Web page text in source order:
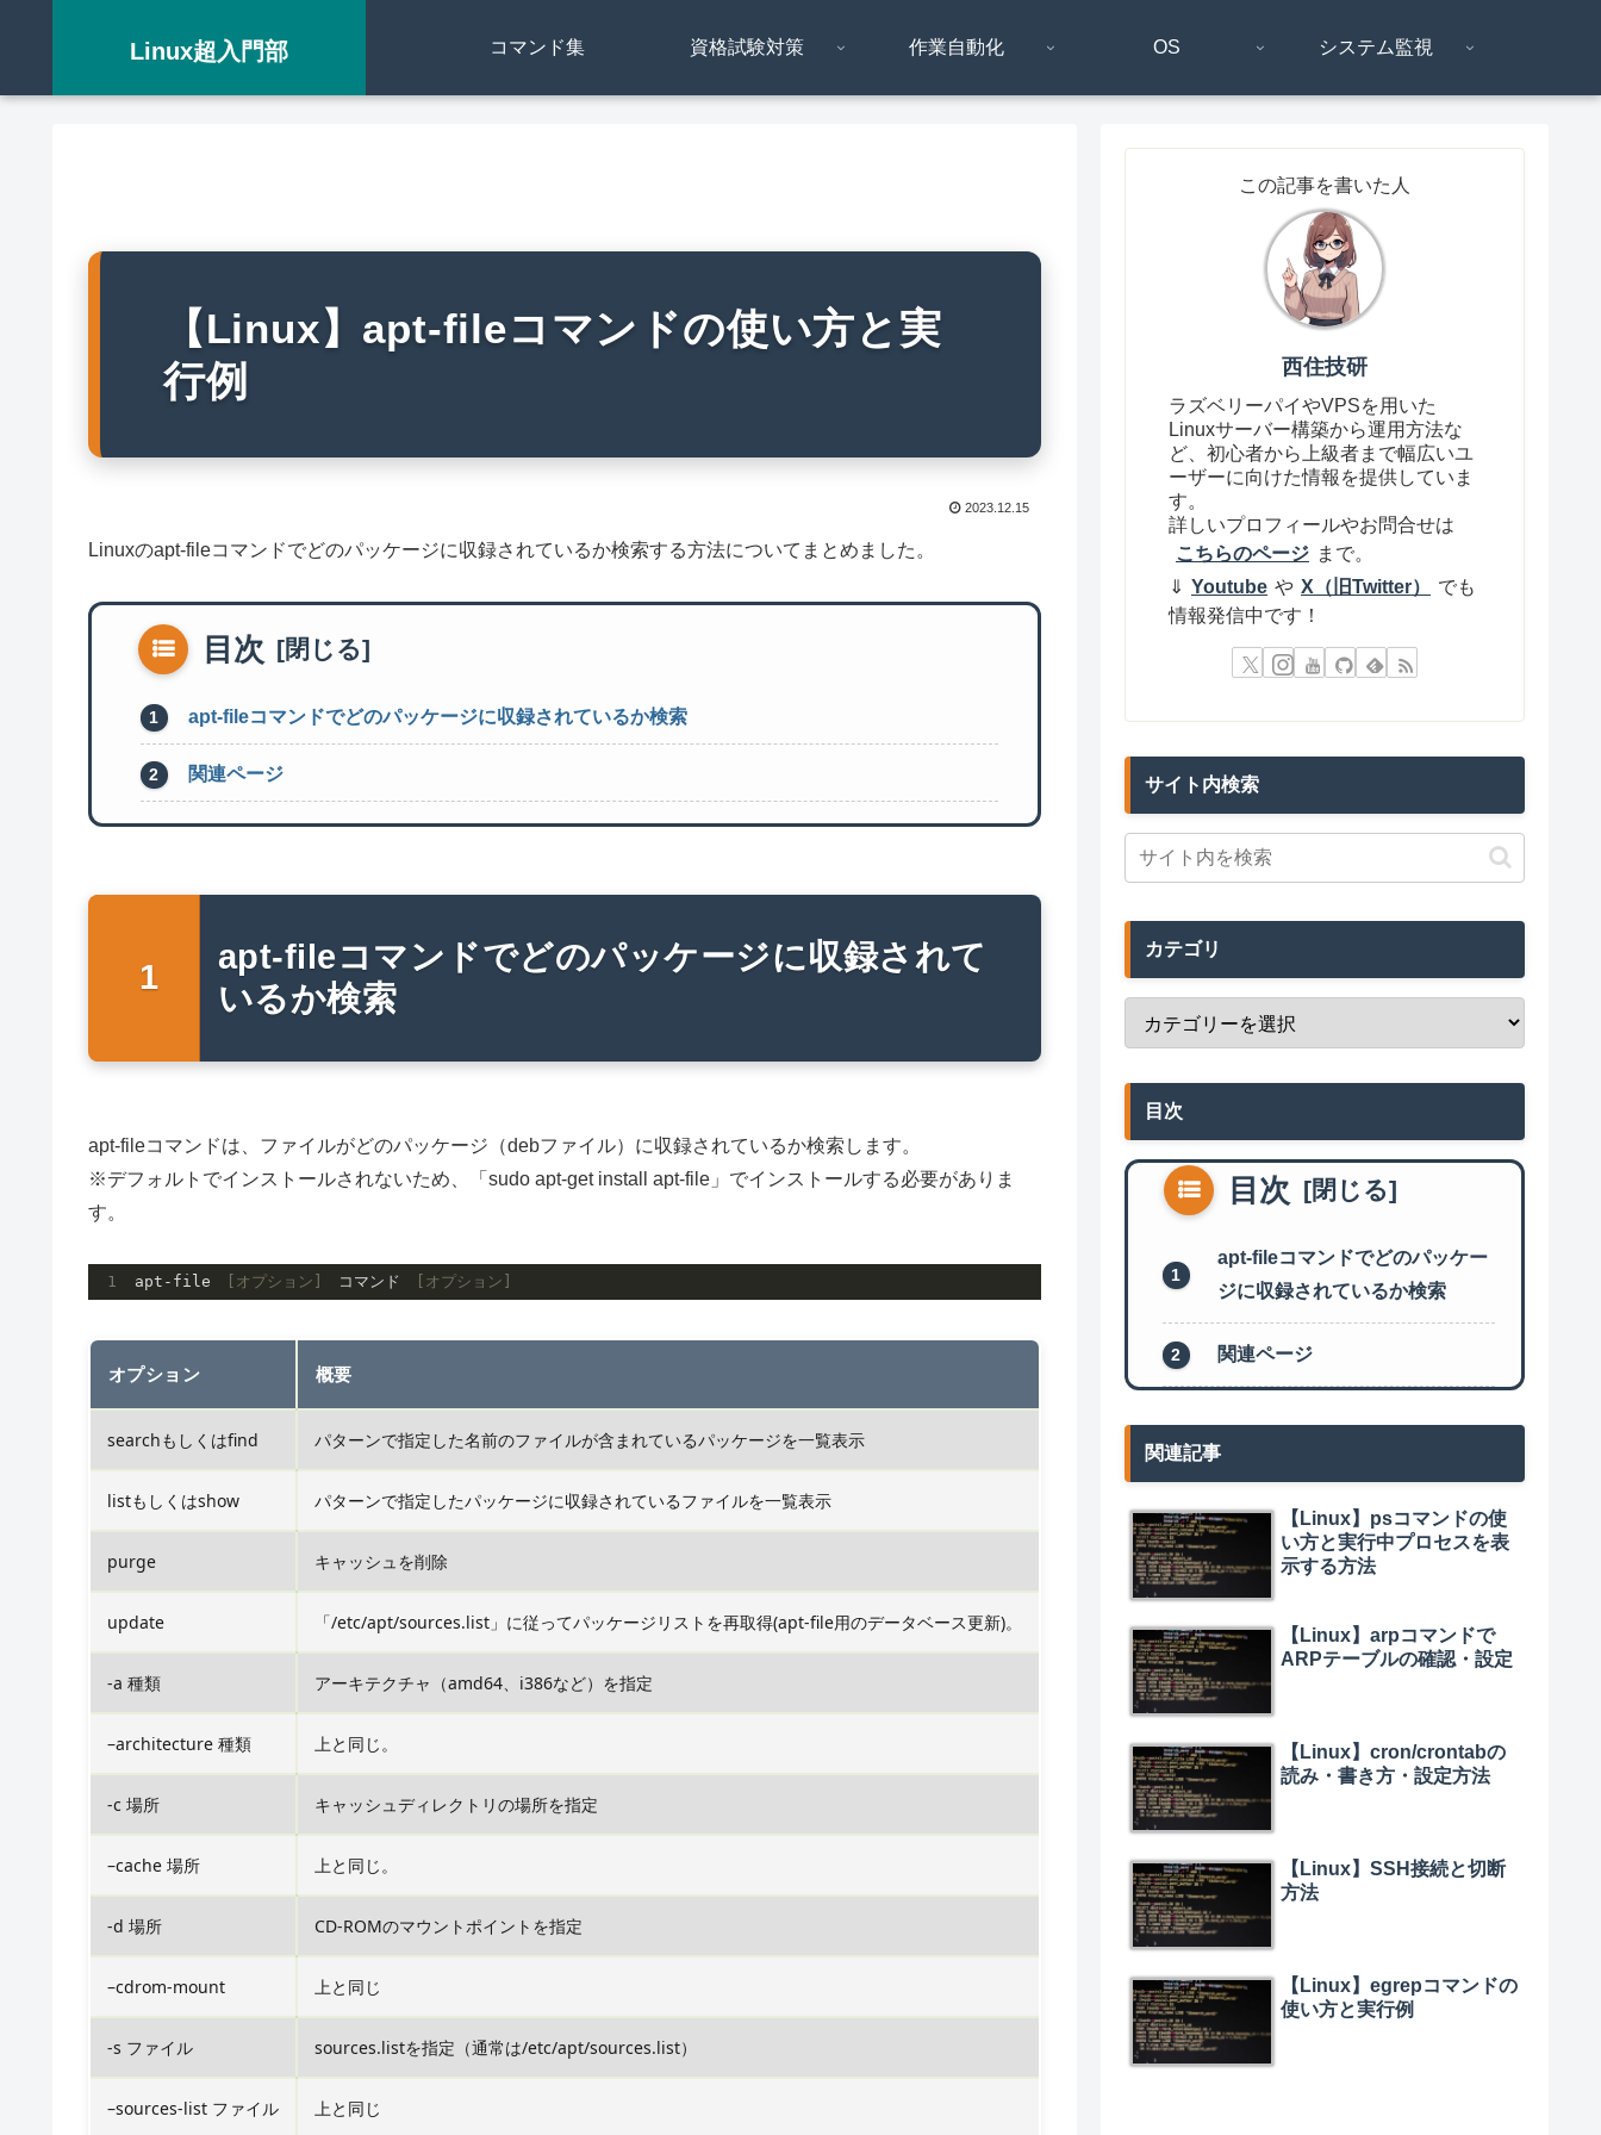
Linux超入門部 コマンド集 資格試験対策 作業自動化 OS システム監視
【Linux】apt-fileコマンドの使い方と実
行例
2023.12.15
Linuxのapt-fileコマンドでどのパッケージに収録されているか検索する方法についてまとめました。
目次
apt-fileコマンドでどのパッケージに収録されているか検索
関連ページ
apt-fileコマンドでどのパッケージに収録されて
いるか検索
apt-fileコマンドは、ファイルがどのパッケージ（debファイル）に収録されているか検索します。
※デフォルトでインストールされないため、「sudo apt-get install apt-file」でインストールする必要がありま
す。
apt-file [オプション] コマンド [オプション]
オプション 概要
searchもしくはfind パターンで指定した名前のファイルが含まれているパッケージを一覧表示
listもしくはshow パターンで指定したパッケージに収録されているファイルを一覧表示
purge キャッシュを削除
update 「/etc/apt/sources.list」に従ってパッケージリストを再取得(apt-file用のデータベース更新)。
-a 種類 アーキテクチャ（amd64、i386など）を指定
–architecture 種類 上と同じ。
-c 場所 キャッシュディレクトリの場所を指定
–cache 場所 上と同じ。
-d 場所 CD-ROMのマウントポイントを指定
–cdrom-mount 上と同じ
-s ファイル sources.listを指定（通常は/etc/apt/sources.list）
–sources-list ファイル 上と同じ
この記事を書いた人
西住技研
ラズベリーパイやVPSを用いた
Linuxサーバー構築から運用方法な
ど、初心者から上級者まで幅広いユ
ーザーに向けた情報を提供していま
す。
詳しいプロフィールやお問合せは
こちらのページ まで。
⇓ Youtube や X（旧Twitter）
でも
情報発信中です！
サイト内検索
カテゴリ
目次
目次
apt-fileコマンドでどのパッケー
ジに収録されているか検索
関連ページ
関連記事
【Linux】psコマンドの使
い方と実行中プロセスを表
示する方法
【Linux】arpコマンドで
ARPテーブルの確認・設定
【Linux】cron/crontabの
読み・書き方・設定方法
【Linux】SSH接続と切断
方法
【Linux】egrepコマンドの
使い方と実行例